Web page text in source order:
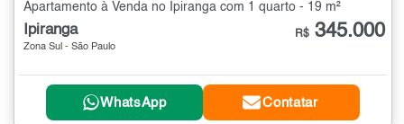
Apartamento à Venda no Ipiranga com 1 quarto - 19 m²
Ipiranga
Zona Sul - São Paulo
R$ 345.000
WhatsApp Contatar